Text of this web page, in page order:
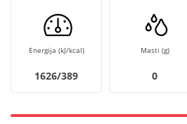
Energija (kJ/kcal)
1626/389
Masti (g)
0